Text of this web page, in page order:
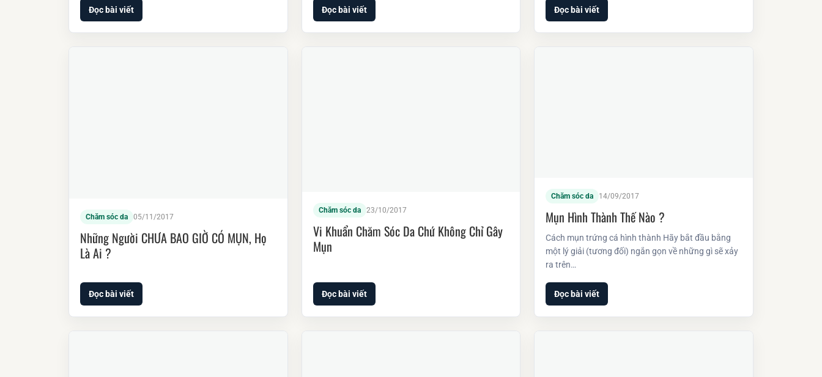
Đọc bài viết Đọc bài viết Đọc bài viết
Chăm sóc da 05/11/2017
Những Người CHƯA BAO GIỜ CÓ MỤN, Họ
Là Ai ?
Đọc bài viết
Chăm sóc da 23/10/2017
Vi Khuẩn Chăm Sóc Da Chứ Không Chỉ Gây
Mụn
Đọc bài viết
Chăm sóc da 14/09/2017
Mụn Hình Thành Thế Nào ?
Cách mụn trứng cá hình thành Hãy bắt đầu bằng
một lý giải (tương đối) ngắn gọn về những gì sẽ xảy
ra trên…
Đọc bài viết